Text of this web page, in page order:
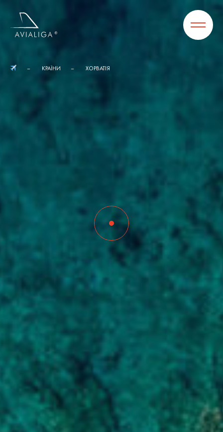
КРАЇНИ ХОРВАТІЯ